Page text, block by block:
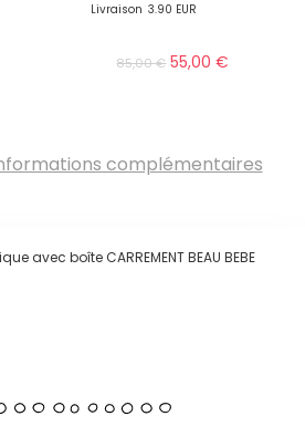
Livraison 3.90 EUR
85,00€ 55,00€
complémentaires
avec boîte CARREMENT BEAU BEBE